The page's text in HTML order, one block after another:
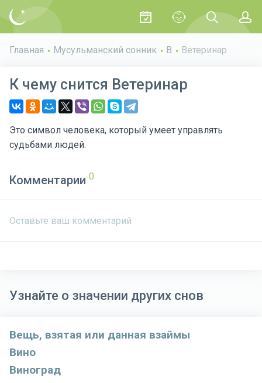
Главная Мусульманский сонник В Ветеринар
К чему снится Ветеринар
Это символ человека, который умеет управлять
судьбами людей.
Комментарии
Узнайте о значении других снов
Вещь, взятая или данная взаймы
Вино
Виноград